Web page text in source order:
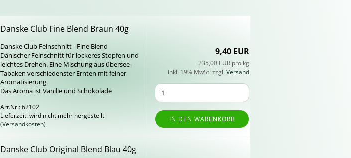
Dans­ke Club Fine Blend Braun 40g
Dans­ke Club Fein­schnitt - Fine Blend
Dä­ni­scher Fein­schnitt für lo­cke­res Stop­fen und
leich­tes Dre­hen. Eine Mi­schung aus übersee-​
Ta­ba­ken ver­schie­dens­ter Ern­ten mit fei­ner
Aro­ma­ti­sie­rung.
Das Aroma ist Va­nil­le und Scho­ko­la­de
Art.Nr.: 62102
Lieferzeit: wird nicht mehr hergestellt
(Versandkosten)
9,40 EUR
235,00 EUR pro kg
inkl. 19% MwSt. zzgl.Versand
IN DEN WARENKORB
Dans­ke Club Ori­gi­nal Blend Blau 40g